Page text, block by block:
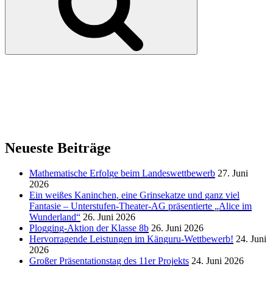
Neueste Beiträge
Mathematische Erfolge beim Landeswettbewerb 27. Juni
2026
Ein weißes Kaninchen, eine Grinsekatze und ganz viel
Fantasie – Unterstufen-Theater-AG präsentierte „Alice im
Wunderland“ 26. Juni 2026
Plogging-Aktion der Klasse 8b 26. Juni 2026
Hervorragende Leistungen im Känguru-Wettbewerb! 24. Juni
2026
Großer Präsentationstag des 11er Projekts 24. Juni 2026